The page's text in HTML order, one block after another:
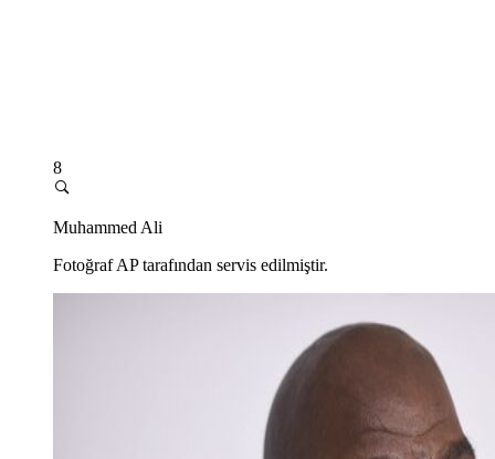
8
Muhammed Ali
Fotoğraf AP tarafından servis edilmiştir.